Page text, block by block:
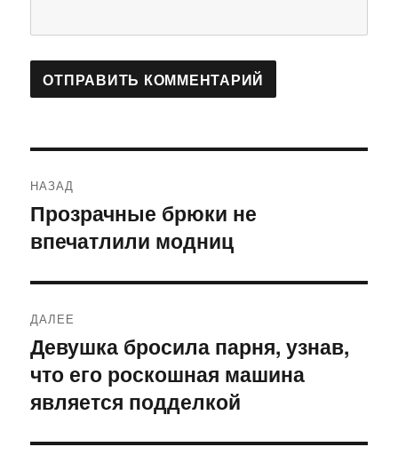
по
записям
НАЗАД
Предыдущая
запись:
Прозрачные брюки не
впечатлили модниц
ДАЛЕЕ
Следующая
запись:
Девушка бросила парня, узнав,
что его роскошная машина
является подделкой